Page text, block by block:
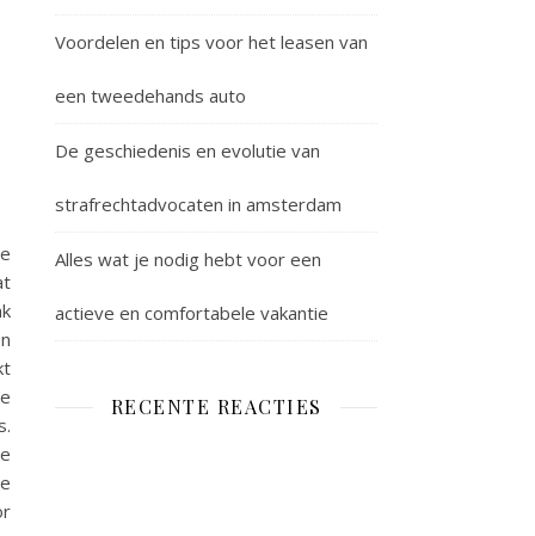
Voordelen en tips voor het leasen van
een tweedehands auto
De geschiedenis en evolutie van
strafrechtadvocaten in amsterdam
Alles wat je nodig hebt voor een
actieve en comfortabele vakantie
RECENTE REACTIES